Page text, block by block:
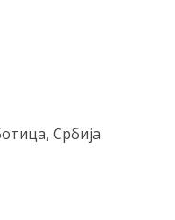
Србија